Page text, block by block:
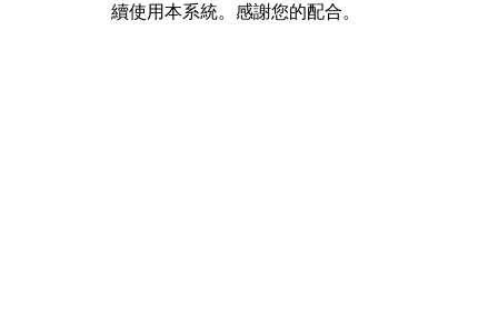
續使用本系統。感謝您的配合。